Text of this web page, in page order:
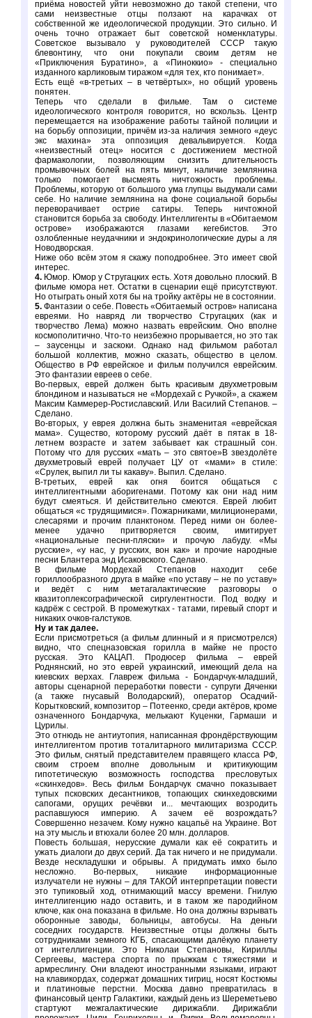
приёма новостей уйти невозможно до такой степени, что
сами неизвестные отцы ползают на карачках от
собственной же идеологической продукции. Это сильно. И
очень точно отражает быт советской номенклатуры.
Советское вызывало у руководителей СССР такую
блевонтину, что они покупали своим детям не
«Приключения Буратино», а «Пиноккио» - специально
изданного карликовым тиражом «для тех, кто понимает».
Есть ещё «в-третьих – в четвёртых», но общий уровень
понятен.
Теперь что сделали в фильме. Там о системе
идеологического контроля говорится, но вскользь. Центр
перемещается на изображение работы тайной полиции и
на борьбу оппозиции, причём из-за наличия земного «деус
экс махина» эта оппозиция девальвируется. Когда
«неизвестный отец» носится с достижением местной
фармакологии, позволяющим снизить длительность
промывочных болей на пять минут, наличие землянина
только помогает высмеять ничтожность проблемы.
Проблемы, которую от большого ума глупцы выдумали сами
себе. Но наличие землянина на фоне социальной борьбы
переворачивает острие сатиры. Теперь ничтожной
становится борьба за свободу. Интеллигенты в «Обитаемом
острове» изображаются глазами кегебистов. Это
озлобленные неудачники и эндокринологические дуры а ля
Новодворская.
Ниже обо всём этом я скажу поподробнее. Это имеет свой
интерес.
4. Юмор. Юмор у Стругацких есть. Хотя довольно плоский. В
фильме юмора нет. Остатки в сценарии ещё присутствуют.
Но отыграть оный хотя бы на тройку актёры не в состоянии.
5.Фантазии о себе. Повесть «Обитаемый остров» написана
евреями. Но навряд ли творчество Стругацких (как и
творчество Лема) можно назвать еврейским. Оно вполне
космополитично. Что-то неизбежно прорывается, но это так
– заусенцы и заскоки. Однако над фильмом работал
большой коллектив, можно сказать, общество в целом.
Общество в РФ еврейское и фильм получился еврейским.
Это фантазии евреев о себе.
Во-первых, еврей должен быть красивым двухметровым
блондином и называться не «Мордехай с Ручкой», а скажем
Максим Каммерер-Ростиславский. Или Василий Степанов. –
Сделано.
Во-вторых, у еврея должна быть знаменитая «еврейская
мама». Существо, которому русский даёт в пятак в 18-
летнем возрасте и затем забывает как страшный сон.
Потому что для русских «мать – это святое»В звездолёте
двухметровый еврей получает ЦУ от «мами» в стиле:
«Срулек, выпил ли ты какаву». Выпил. Сделано.
В-третьих, еврей как огня боится общаться с
интеллигентными аборигенами. Потому как они над ним
будут смеяться. И действительно смеются. Еврей любит
общаться «с трудящимися». Пожарниками, милиционерами,
слесарями и прочим планктоном. Перед ними он более-
менее удачно притворяется своим, имитирует
«национальные песни-пляски» и прочую лабуду. «Мы
русские», «у нас, у русских, вон как» и прочие народные
песни Блантера энд Исаковского. Сделано.
В фильме Мордехай Степанов находит себе
гориллообразного друга в майке «по уставу – не по уставу»
и ведёт с ним метагалактические разговоры о
квазитоплексографической сиргулентности. Под водку и
кадрёж с сестрой. В промежутках - татами, гиревый спорт и
никаких очков-галстуков.
Ну и так далее.
Если присмотреться (а фильм длинный и я присмотрелся)
видно, что спецназовская горилла в майке не просто
русская. Это КАЦАП. Продюсер фильма – еврей
Роднянский, но это еврей украинский, имеющий дела на
киевских верхах. Главреж фильма - Бондарчук-младший,
авторы сценарной переработки повести - супруги Дяченки
(а также гнусавый Володарский), оператор Осадчий-
Корытковский, композитор – Потеенко, среди актёров, кроме
означенного Бондарчука, мелькают Куценки, Гармаши и
Цурилы.
Это отнюдь не антиутопия, написанная фрондёрствующим
интеллигентом против тоталитарного милитаризма СССР.
Это фильм, снятый представителем правящего класса РФ,
своим строем вполне довольным и критикующим
гипотетическую возможность господства пресловутых
«скинхедов». Весь фильм Бондарчук смачно показывает
тупых псковских десантников, топающих скинхедовскими
сапогами, орущих речёвки и... мечтающих возродить
распавшуюся империю. А зачем её возрождать?
Совершенно незачем. Кому нужно кацапьё на Украине. Вот
на эту мысль и втюхали более 20 млн. долларов.
Повесть большая, нерусские думали как её сократить и
ужать диалоги до двух серий. Да так ничего и не придумали.
Везде нескладушки и обрывы. А придумать имхо было
несложно. Во-первых, никакие информационные
излучатели не нужны – для ТАКОЙ интерпретации повести
это тупиковый ход, отнимающий массу времени. Гнилую
интеллигенцию надо оставить, и в таком же пародийном
ключе, как она показана в фильме. Но она должны взрывать
оборонные заводы, больницы, автобусы. На деньги
соседних государств. Неизвестные отцы должны быть
сотрудниками земного КГБ, спасающими далёкую планету
от интеллигенции. Это Николаи Степановы, Кириллы
Сергеевы, мастера спорта по прыжкам с тяжестями и
армреслингу. Они владеют иностранными языками, играют
на клавикордах, содержат домашних тигриц, носят Костюмы
и платиновые перстни. Москва давно превратилась в
финансовый центр Галактики, каждый день из Шереметьево
стартуют межгалактические дирижабли. Дирижабли